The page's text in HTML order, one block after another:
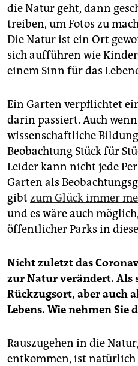
die Natur geht, dann
treiben, um Fotos zu
Die Natur ist ein Ort
sich aufführen wie
einem Sinn für das
Ein Garten verpflichtet
darin passiert. Auch
wissenschaftliche
Beobachtung Stück für
Leider kann nicht jede
Garten als
gibt zum Glück immer
und es wäre auch
öffentlicher Parks in
Nicht zuletzt das
zur Natur verändert. Als
Rückzugsort, aber auch
Lebens. Wie nehmen Sie
Rauszugehen in die
entkommen, ist natürlich